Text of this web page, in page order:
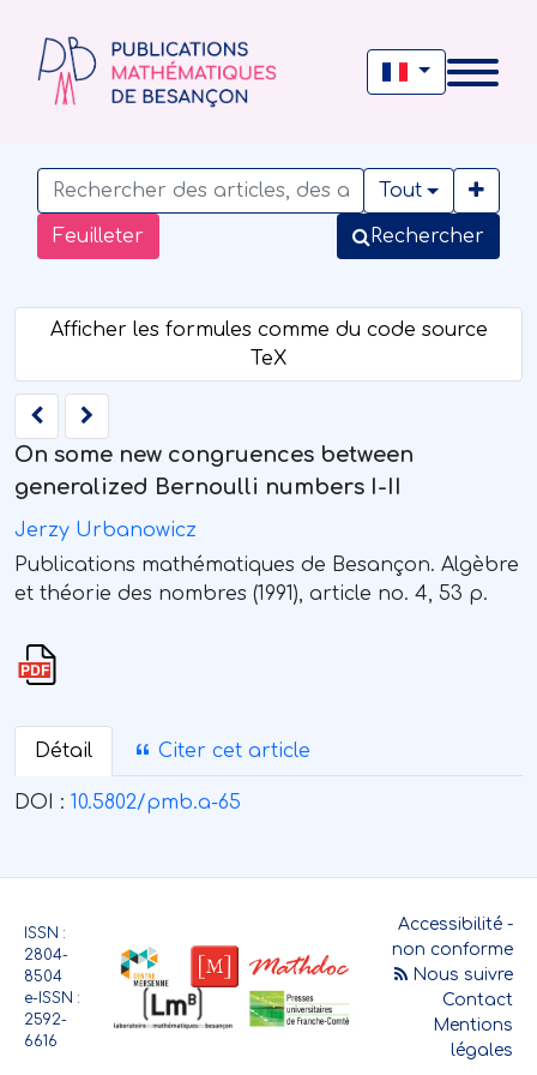
Feuilleter
Tout
Rechercher
On some new congruences between
generalized Bernoulli numbers I-II
Jerzy Urbanowicz
Publications mathématiques de Besançon. Algèbre
et théorie des nombres (1991), article no. 4, 53 p.
Détail Citer cet article
DOI : 10.5802/pmb.a-65
ISSN :
2804-
8504
e-ISSN :
2592-
6616
Accessibilité -
non conforme
Nous suivre
Contact
Mentions
légales